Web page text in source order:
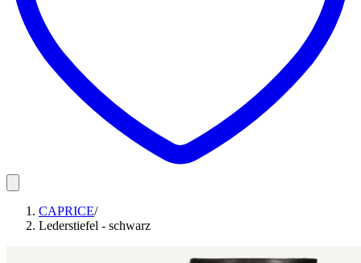
CAPRICE/
Lederstiefel - schwarz